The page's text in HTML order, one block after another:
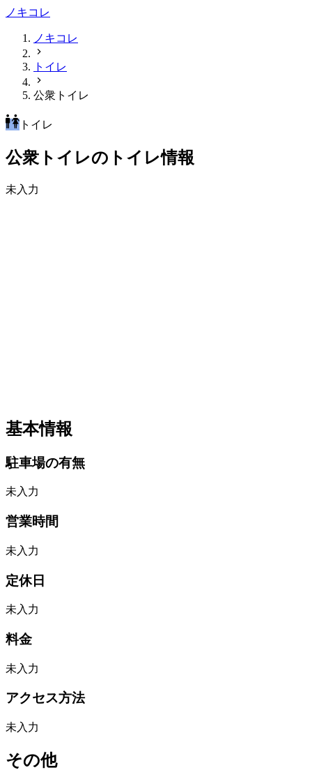
ノキコレ
ノキコレ
トイレ
公衆トイレ
トイレ
公衆トイレのトイレ情報
未入力
基本情報
駐車場の有無
未入力
営業時間
未入力
定休日
未入力
料金
未入力
アクセス方法
未入力
その他